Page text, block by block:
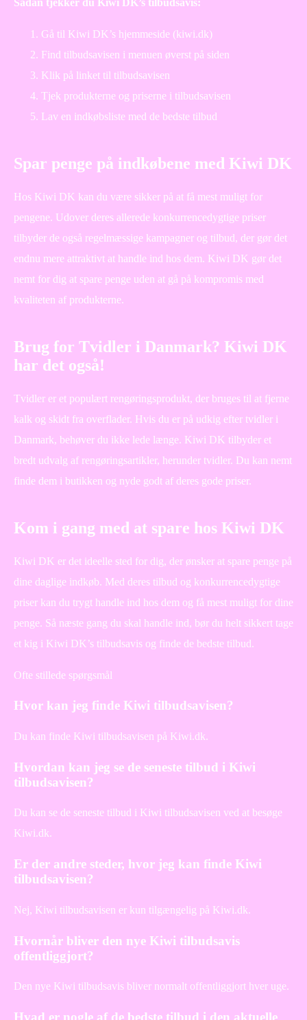
Gå til Kiwi DK’s hjemmeside (kiwi.dk)
Find tilbudsavisen i menuen øverst på siden
Klik på linket til tilbudsavisen
Tjek produkterne og priserne i tilbudsavisen
Lav en indkøbsliste med de bedste tilbud
Spar penge på indkøbene med Kiwi DK
Hos Kiwi DK kan du være sikker på at få mest muligt for
pengene. Udover deres allerede konkurrencedygtige priser
tilbyder de også regelmæssige kampagner og tilbud, der gør det
endnu mere attraktivt at handle ind hos dem. Kiwi DK gør det
nemt for dig at spare penge uden at gå på kompromis med
kvaliteten af produkterne.
Brug for Tvidler i Danmark? Kiwi DK
har det også!
Tvidler er et populært rengøringsprodukt, der bruges til at fjerne
kalk og skidt fra overflader. Hvis du er på udkig efter tvidler i
Danmark, behøver du ikke lede længe. Kiwi DK tilbyder et
bredt udvalg af rengøringsartikler, herunder tvidler. Du kan nemt
finde dem i butikken og nyde godt af deres gode priser.
Kom i gang med at spare hos Kiwi DK
Kiwi DK er det ideelle sted for dig, der ønsker at spare penge på
dine daglige indkøb. Med deres tilbud og konkurrencedygtige
priser kan du trygt handle ind hos dem og få mest muligt for dine
penge. Så næste gang du skal handle ind, bør du helt sikkert tage
et kig i Kiwi DK’s tilbudsavis og finde de bedste tilbud.
Ofte stillede spørgsmål
Hvor kan jeg finde Kiwi tilbudsavisen?
Du kan finde Kiwi tilbudsavisen på Kiwi.dk.
Hvordan kan jeg se de seneste tilbud i Kiwi
tilbudsavisen?
Du kan se de seneste tilbud i Kiwi tilbudsavisen ved at besøge
Kiwi.dk.
Er der andre steder, hvor jeg kan finde Kiwi
tilbudsavisen?
Nej, Kiwi tilbudsavisen er kun tilgængelig på Kiwi.dk.
Hvornår bliver den nye Kiwi tilbudsavis
offentliggjort?
Den nye Kiwi tilbudsavis bliver normalt offentliggjort hver uge.
Hvad er nogle af de bedste tilbud i den aktuelle